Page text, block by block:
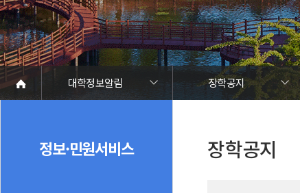
대학정보알림
대학정보알림
정보공개
정보서비스안내
온라인민원센터
청렴행정
갑질신고센터
유실물 센터
SEOULTECH광장
장학공지
대학공지사항
학사공지
장학공지
대학원공지
취업공지
대학입찰
채용정보
공모/외부행사
등록금심의위원회
코로나바이러스19 대응안내
재정위원회
정보·민원서비스 장학공지